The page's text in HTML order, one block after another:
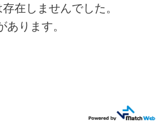
在しませんでした。
ります。